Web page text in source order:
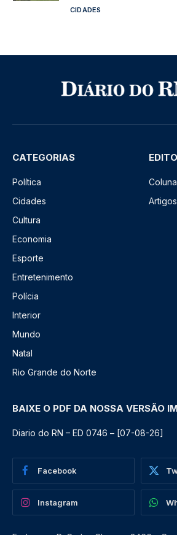
CIDADES
CATEGORIAS
Política
Cidades
Cultura
Economia
Esporte
Entretenimento
Polícia
Interior
Mundo
Natal
Rio Grande do Norte
Artigos
BAIXE O PDF DA NOSSA VERSÃO
Diario do RN – ED 0746 – [07-08-26]
Facebook
Instagram